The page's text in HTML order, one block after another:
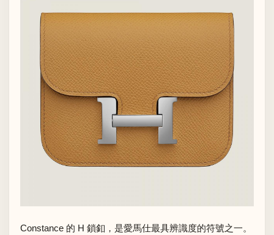
Constance 的 H 鎖釦，是愛馬仕最具辨識度的符號之一。